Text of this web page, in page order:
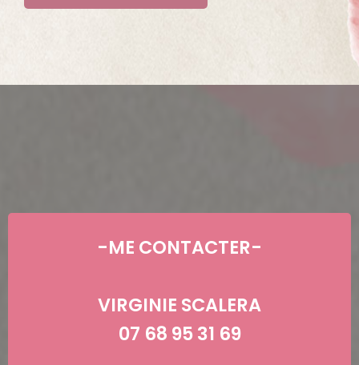
-ME CONTACTER-
VIRGINIE SCALERA
07 68 95 31 69